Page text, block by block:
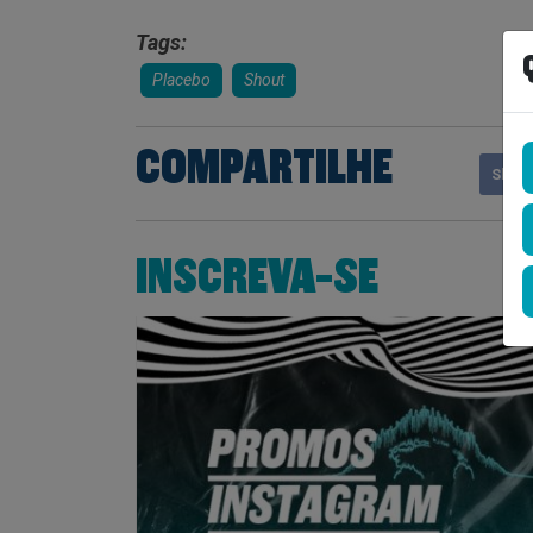
Tags:
Placebo Shout
COMPARTILHE
INSCREVA-SE